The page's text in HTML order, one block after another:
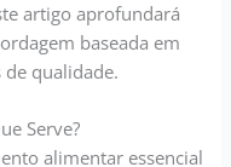
artigo aprofundará
baseada em
de qualidade.
Serve?
alimentar essencial